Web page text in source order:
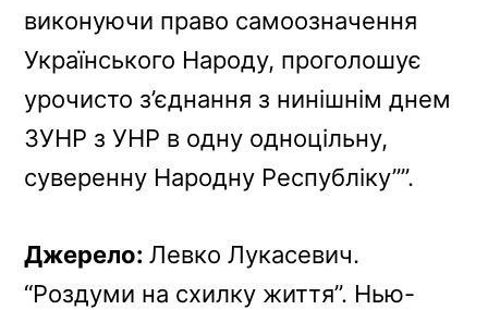
виконуючи право самоозначення
Українського Народу, проголошує
урочисто з’єднання з нинішнім днем
ЗУНР з УНР в одну одноцільну,
суверенну Народну Республіку””.
Джерело:Левко Лукасевич.
“Роздуми на схилку життя”. Нью-